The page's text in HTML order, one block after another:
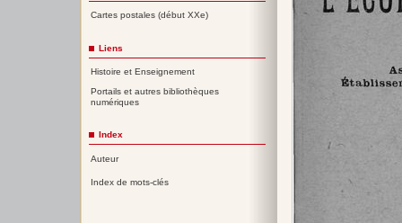
Cartes postales (début XXe)
Liens
Histoire et Enseignement
Portails et autres bibliothèques
numériques
Index
Auteur
Index de mots-clés